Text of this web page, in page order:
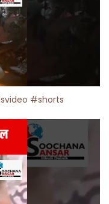
#shorts